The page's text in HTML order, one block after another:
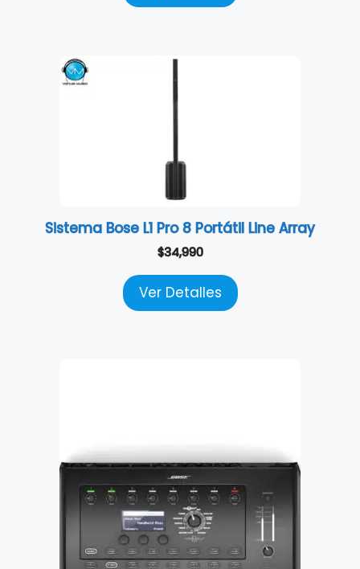
Sistema Bose L1 Pro 8 Portátil Line Array
$34,990
Ver Detalles